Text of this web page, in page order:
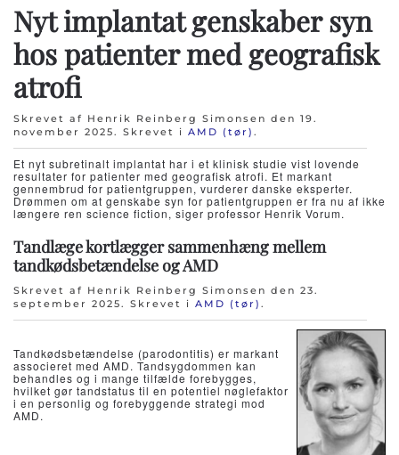
Nyt implantat genskaber syn
hos patienter med geografisk
atrofi
Skrevet af Henrik Reinberg Simonsen den 19.
november 2025 . Skrevet i AMD (tør) .
Et nyt subretinalt implantat har i et klinisk studie vist lovende
resultater for patienter med geografisk atrofi. Et markant
gennembrud for patientgruppen, vurderer danske eksperter.
Drømmen om at genskabe syn for patientgruppen er fra nu af ikke
længere ren science fiction, siger professor Henrik Vorum.
Tandlæge kortlægger sammenhæng mellem
tandkødsbetændelse og AMD
Skrevet af Henrik Reinberg Simonsen den 23.
september 2025 . Skrevet i AMD (tør) .
Tandkødsbetændelse (parodontitis) er markant
associeret med AMD. Tandsygdommen kan
behandles og i mange tilfælde forebygges,
hvilket gør tandstatus til en potentiel nøglefaktor
i en personlig og forebyggende strategi mod
AMD.